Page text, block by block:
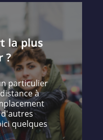
la plus
?
particulier
à
quelques